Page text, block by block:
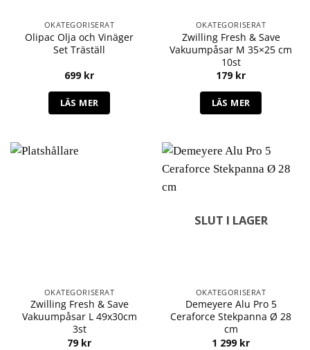
OKATEGORISERAT
Olipac Olja och Vinäger
Set Träställ
699 kr
LÄS MER
OKATEGORISERAT
Zwilling Fresh & Save
Vakuumpåsar M 35×25 cm
10st
179 kr
LÄS MER
OKATEGORISERAT
Zwilling Fresh & Save
Vakuumpåsar L 49x30cm
3st
79 kr
SLUT I LAGER
OKATEGORISERAT
Demeyere Alu Pro 5
Ceraforce Stekpanna Ø 28
cm
1 299 kr